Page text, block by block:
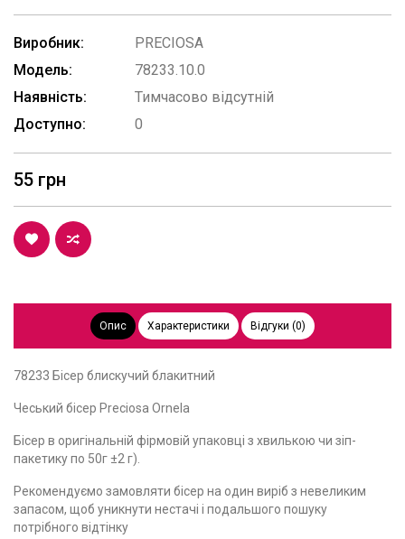
Виробник:
PRECIOSA
Модель:
78233.10.0
Наявність:
Тимчасово відсутній
Доступно:
0
55 грн
Опис Характеристики Відгуки (0)
78233 Бісер блискучий блакитний
Чеський бісер Preciosa Ornela
Бісер в оригінальній фірмовій упаковці з хвилькою чи зіп-
пакетику по 50г ±2 г).
Рекомендуємо замовляти бісер на один виріб з невеликим
запасом, щоб уникнути нестачі і подальшого пошуку
потрібного відтінку